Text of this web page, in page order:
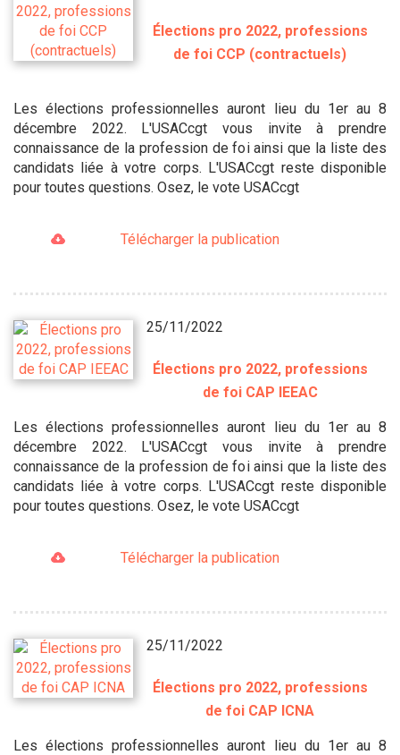
Élections pro 2022, professions
de foi CCP (contractuels)
Les élections professionnelles auront lieu du 1er au 8
décembre 2022. L'USACcgt vous invite à prendre
connaissance de la profession de foi ainsi que la liste des
candidats liée à votre corps. L'USACcgt reste disponible
pour toutes questions. Osez, le vote USACcgt
Télécharger la publication
25/11/2022
Élections pro 2022, professions
de foi CAP IEEAC
Les élections professionnelles auront lieu du 1er au 8
décembre 2022. L'USACcgt vous invite à prendre
connaissance de la profession de foi ainsi que la liste des
candidats liée à votre corps. L'USACcgt reste disponible
pour toutes questions. Osez, le vote USACcgt
Télécharger la publication
25/11/2022
Élections pro 2022, professions
de foi CAP ICNA
Les élections professionnelles auront lieu du 1er au 8